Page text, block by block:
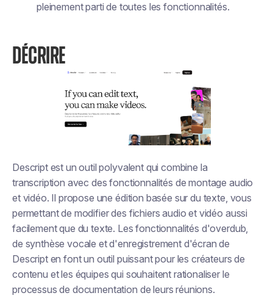
pleinement parti de toutes les fonctionnalités.
DÉCRIRE
Descript est un outil polyvalent qui combine la
transcription avec des fonctionnalités de montage audio
et vidéo. Il propose une édition basée sur du texte, vous
permettant de modifier des fichiers audio et vidéo aussi
facilement que du texte. Les fonctionnalités d'overdub,
de synthèse vocale et d'enregistrement d'écran de
Descript en font un outil puissant pour les créateurs de
contenu et les équipes qui souhaitent rationaliser le
processus de documentation de leurs réunions.